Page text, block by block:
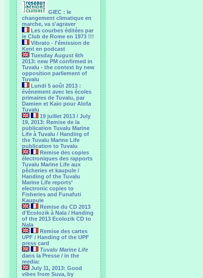
GIEC : le
changement climatique en
marche, va s'agraver
Les courbes éditées par
le Club de Rome en 1973 !!!
Vibrato - l'émission de
Kent en podcast
Tuesday August 6th
2013: new PM confirmed in
Tuvalu - the context by new
opposition parliement of
Tuvalu
Lundi 5 août 2013 :
événement avec les écoles
primaires de Tuvalu, par
Damien et Kaio pour Alofa
Tuvalu
19 juillet 2013 / July
19, 2013: Remise de la
publication Tuvalu Marine
Life à Tuvalu / Handing of
the Tuvalu Marine Life
publication to Tuvalu
Remise des copies
électroniques des rapports
Tuvalu Marine Life aux
pêcheries et kaupule /
Handing of the Tuvalu
Marine Life reports’
electronic copies to
Fisheries and Funafuti
Kaupule
Remise du CD 2013
d'Ecolozik à Nala / Handing
of the 2013 Ecolozik CD to
Nala
Remise des cartes
UPF / Handing of the UPF
press card
Tuvalu Marine Life
dans la Presse / in the
media:
July 11, 2013: Good
vibes from Suva, by